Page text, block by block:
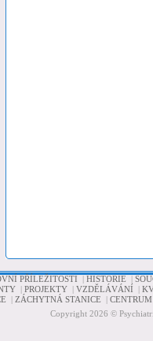
PŘÍLEŽITOSTI | HISTORIE |
| PROJEKTY| VZDĚLÁVÁNÍ |
| ZÁCHYTNÁ STANICE |
Copyright 2026 ©